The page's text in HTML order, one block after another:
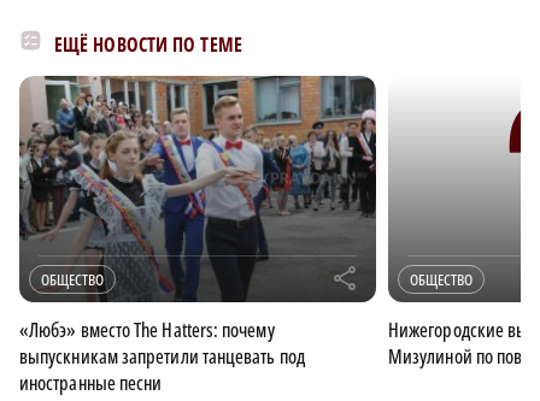
ЕЩЁ НОВОСТИ ПО ТЕМЕ
ОБЩЕСТВО r
«Любэ» вместо The Hatters: почему
выпускникам запретили танцевать под
иностранные песни
ОБЩЕСТВО
Нижегородские
Мизулиной по